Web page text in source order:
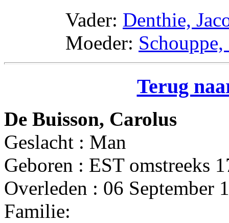
Vader: Denthie,
Moeder:
Terug
De Buisson, Carolus
Geslacht : Man
Geboren : EST omstreeks
Overleden : 06
Familie: